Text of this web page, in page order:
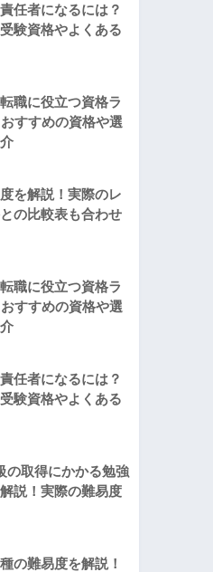
任者になるには？
験資格やよくある
職に役立つ資格ラ
すすめの資格や選
を解説！実際のレ
の比較表も合わせ
職に役立つ資格ラ
すすめの資格や選
任者になるには？
験資格やよくある
の取得にかかる勉強
説！実際の難易度
の難易度を解説！